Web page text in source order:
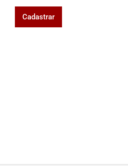
Cadastrar